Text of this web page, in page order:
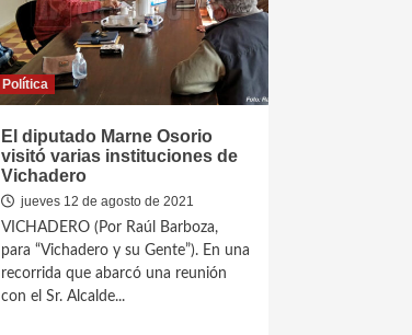
Política
El diputado Marne Osorio
visitó varias instituciones de
Vichadero
jueves 12 de agosto de 2021
VICHADERO (Por Raúl Barboza,
para “Vichadero y su Gente”). En una
recorrida que abarcó una reunión
con el Sr. Alcalde...